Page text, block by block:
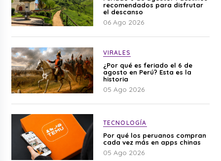
recomendados para disfrutar
el descanso
06 Ago 2026
VIRALES
¿Por qué es feriado el 6 de
agosto en Perú? Esta es la
historia
05 Ago 2026
TECNOLOGÍA
Por qué los peruanos compran
cada vez más en apps chinas
05 Ago 2026